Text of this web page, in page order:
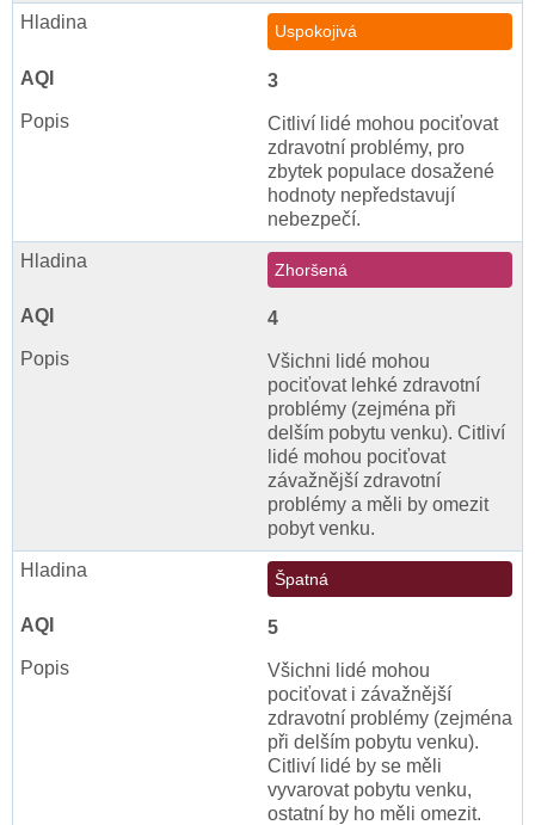
Uspokojivá
3
Citliví lidé mohou pociťovat
zdravotní problémy, pro
zbytek populace dosažené
hodnoty nepředstavují
nebezpečí.
Zhoršená
4
Všichni lidé mohou
pociťovat lehké zdravotní
problémy (zejména při
delším pobytu venku). Citliví
lidé mohou pociťovat
závažnější zdravotní
problémy a měli by omezit
pobyt venku.
Špatná
5
Všichni lidé mohou
pociťovat i závažnější
zdravotní problémy (zejména
při delším pobytu venku).
Citliví lidé by se měli
vyvarovat pobytu venku,
ostatní by ho měli omezit.